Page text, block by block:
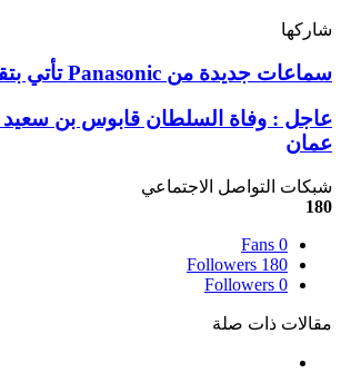
شاركها
سماعات
من
Panasonic
تأتي
بتقنية
رائعة
سماعات جديدة من Panasonic تأتي بتقنية رائعة
عاجل
وفاة
السلطان
قابوس
سعيد
سلطان
سلطنة
عاجل : وفاة السلطان قابوس بن
عمان
شبكات التواصل الاجتماعي
180
0
Fans
180
Followers
0
Followers
مقالات ذات صلة